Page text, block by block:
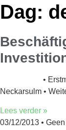
Dag:
• Erstmals
Neckarsulm •
Lees verder »
03/12/2013